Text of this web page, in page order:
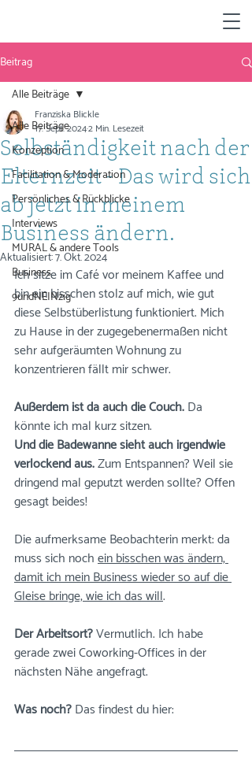
Beitrag
Alle Beiträge
Konzeption
Facilitation & Moderation
Persönliches & Rückblicke
Interviews
MURAL & andere Tools
Business
9undNEINzig
Alle Beiträge
Selbständigkeit nach der
Elternzeit - Das wird sich
ab jetzt in meinem
Business ändern.
Franziska Blickle
17. Sept. 20242 Min. Lesezeit
Aktualisiert:7. Okt. 2024
Ich sitze im Café vor meinem Kaffee und
bin ein bisschen stolz auf mich, wie gut
diese Selbstüberlistung funktioniert. Mich
zu Hause in der zugegebenermaßen nicht
sehr aufgeräumten Wohnung zu
konzentrieren fällt mir schwer.
Außerdem ist da auch die Couch. Da
könnte ich mal kurz sitzen.
Und die Badewanne sieht auch irgendwie
verlockend aus. Zum Entspannen? Weil sie
dringend mal geputzt werden sollte? Offen
gesagt beides!
Die aufmerksame Beobachterin merkt: da
muss sich noch ein bisschen was ändern,
damit ich mein Business wieder so auf die
Gleise bringe, wie ich das will.
Der Arbeitsort? Vermutlich. Ich habe
gerade zwei Coworking-Offices in der
nächsten Nähe angefragt.
Was noch? Das findest du hier: